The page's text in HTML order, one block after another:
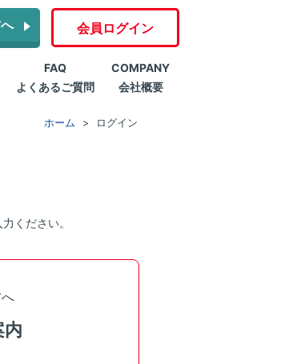
会員ログイン
FAQ
よくあるご質問
COMPANY
会社概要
ホーム ログイン
ください。
内